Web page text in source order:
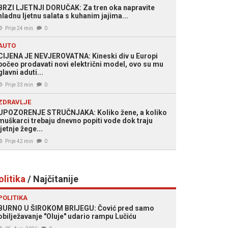
LJETNJI DORUČAK: Za tren oka napravite
ljetnu salata s kuhanim jajima...
Prije 24 min 0
JE NEVJEROVATNA: Kineski div u Europi
prodavati novi električni model, ovo su mu
aduti...
Prije 33 min 0
STRUČNJAKA: Koliko žene, a koliko
trebaju dnevno popiti vode dok traju
žege...
Prije 42 min 0
/ Najčitanije
U ŠIROKOM BRIJEGU: Čović pred samo
"Oluje" udario rampu Lučiću